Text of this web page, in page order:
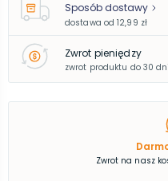
Sposób dostawy
dostawa od 12,99 zł
Zwrot pieniędzy
zwrot produktu do 30 dni
Zwrot na nasz